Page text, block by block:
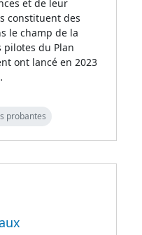
et de leur
constituent des
le champ de la
pilotes du Plan
ont lancé en 2023
probantes